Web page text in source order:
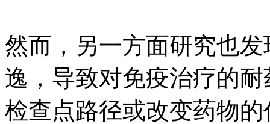
然而，另一方面研究也
逸，导致对免疫治疗的
检查点路径或改变药物